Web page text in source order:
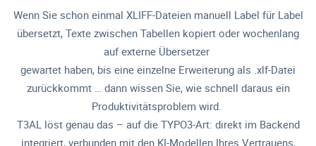
Wenn Sie schon einmal XLIFF-Dateien manuell Label für Label
übersetzt, Texte zwischen Tabellen kopiert oder wochenlang
auf externe Übersetzer
gewartet haben, bis eine einzelne Erweiterung als .xlf-Datei
zurückkommt … dann wissen Sie, wie schnell daraus ein
Produktivitätsproblem wird.
T3AL löst genau das – auf die TYPO3-Art: direkt im Backend
integriert, verbunden mit den KI-Modellen Ihres Vertrauens,